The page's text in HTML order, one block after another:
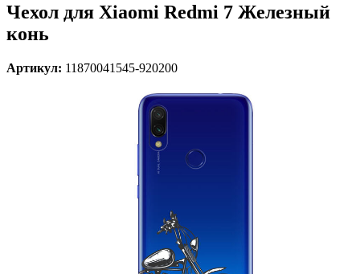
Чехол для Xiaomi Redmi 7 Железный
конь
Артикул: 11870041545-920200